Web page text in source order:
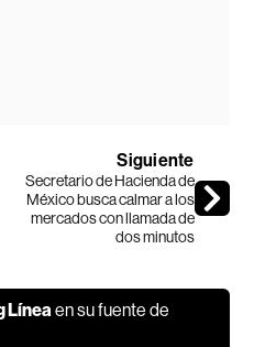
Siguiente
Secretario de Hacienda de
México busca calmar a los
mercados con llamada de
dos minutos
Líneaen su fuente de